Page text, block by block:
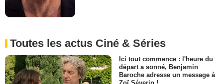
Toutes les actus Ciné & Séries
Ici tout commence : l'heure du
départ a sonné, Benjamin
Baroche adresse un message à